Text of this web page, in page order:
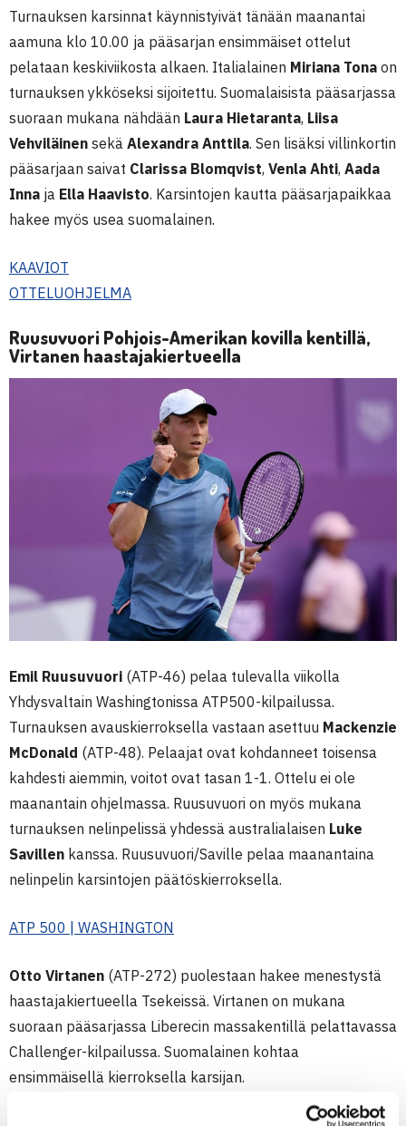
Turnauksen karsinnat käynnistyivät tänään maanantai
aamuna klo 10.00 ja pääsarjan ensimmäiset ottelut
pelataan keskiviikosta alkaen. Italialainen Miriana Tona on
turnauksen ykköseksi sijoitettu. Suomalaisista pääsarjassa
suoraan mukana nähdään Laura Hietaranta, Liisa
Vehviläinen sekä Alexandra Anttila. Sen lisäksi villinkortin
pääsarjaan saivat Clarissa Blomqvist, Venla Ahti, Aada
Inna ja Ella Haavisto. Karsintojen kautta pääsarjapaikkaa
hakee myös usea suomalainen.
KAAVIOT
OTTELUOHJELMA
Ruusuvuori Pohjois-Amerikan kovilla kentillä,
Virtanen haastajakiertueella
Emil Ruusuvuori (ATP-46) pelaa tulevalla viikolla
Yhdysvaltain Washingtonissa ATP500-kilpailussa.
Turnauksen avauskierroksella vastaan asettuu Mackenzie
McDonald (ATP-48). Pelaajat ovat kohdanneet toisensa
kahdesti aiemmin, voitot ovat tasan 1-1. Ottelu ei ole
maanantain ohjelmassa. Ruusuvuori on myös mukana
turnauksen nelinpelissä yhdessä australialaisen Luke
Savillen kanssa. Ruusuvuori/Saville pelaa maanantaina
nelinpelin karsintojen päätöskierroksella.
ATP 500 | WASHINGTON
Otto Virtanen (ATP-272) puolestaan hakee menestystä
haastajakiertueella Tsekeissä. Virtanen on mukana
suoraan pääsarjassa Liberecin massakentillä pelattavassa
Challenger-kilpailussa. Suomalainen kohtaa
ensimmäisellä kierroksella karsijan.